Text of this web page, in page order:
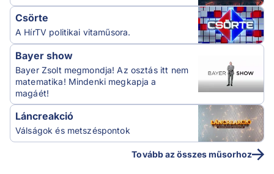
Csörte
A HírTV politikai vitaműsora.
Bayer show
Bayer Zsolt megmondja! Az osztás itt nem
matematika! Mindenki megkapja a
magáét!
Láncreakció
Válságok és metszéspontok
Tovább az összes műsorhoz